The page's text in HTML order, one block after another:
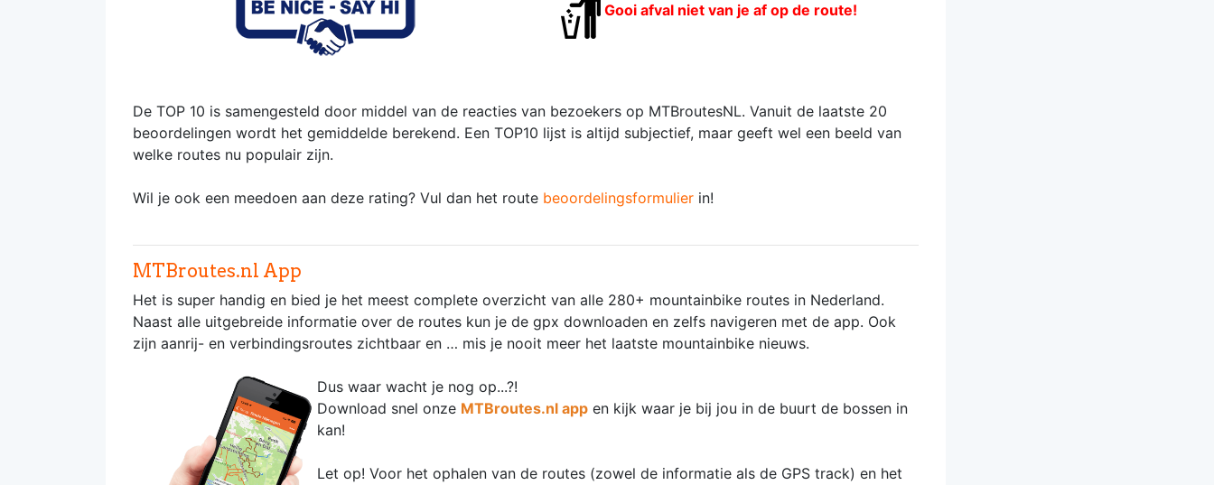
Gooi afval niet van je af op de route!
De TOP 10 is samengesteld door middel van de reacties van bezoekers op MTBroutesNL. Vanuit de laatste 20
beoordelingen wordt het gemiddelde berekend. Een TOP10 lijst is altijd subjectief, maar geeft wel een beeld van
welke routes nu populair zijn.
Wil je ook een meedoen aan deze rating? Vul dan het route beoordelingsformulier in!
MTBroutes.nl App
Het is super handig en bied je het meest complete overzicht van alle 280+ mountainbike routes in Nederland.
Naast alle uitgebreide informatie over de routes kun je de gpx downloaden en zelfs navigeren met de app. Ook
zijn aanrij- en verbindingsroutes zichtbaar en … mis je nooit meer het laatste mountainbike nieuws.
Dus waar wacht je nog op...?!
Download snel onze MTBroutes.nl app en kijk waar je bij jou in de buurt de bossen in
kan!
Let op! Voor het ophalen van de routes (zowel de informatie als de GPS track) en het